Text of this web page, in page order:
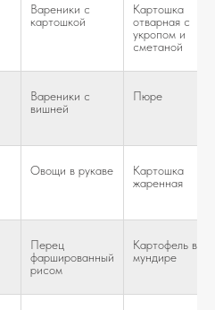
Вареники с
картошкой
Картошка
отварная с
укропом и
сметаной
Вареники с
вишней
Пюре
Овощи в рукаве
Картошка
жаренная
Перец
фаршированный
рисом
Картофель в
мундире